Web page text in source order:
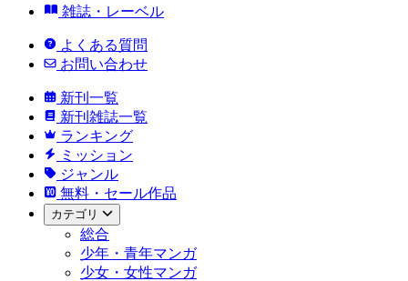
雑誌・レーベル
よくある質問
お問い合わせ
新刊一覧
新刊雑誌一覧
ランキング
ミッション
ジャンル
無料・セール作品
カテゴリ
総合
少年・青年マンガ
少女・女性マンガ